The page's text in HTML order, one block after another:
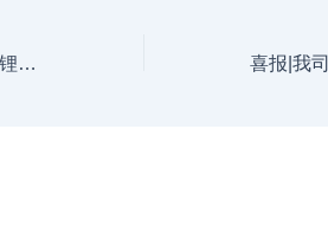
聚苯硫醚（PPS）的应用之二—-锂电池领域